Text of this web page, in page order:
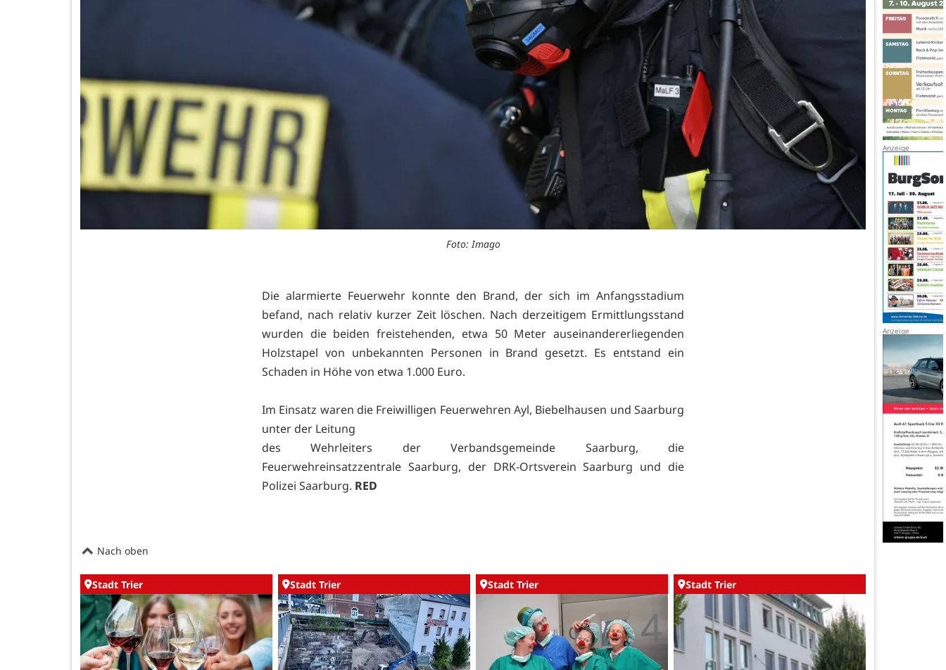
Foto: Imago
Die alarmierte Feuerwehr konnte den Brand, der sich im Anfangsstadium
befand, nach relativ kurzer Zeit löschen. Nach derzeitigem Ermittlungsstand
wurden die beiden freistehenden, etwa 50 Meter auseinandererliegenden
Holzstapel von unbekannten Personen in Brand gesetzt. Es entstand ein
Schaden in Höhe von etwa 1.000 Euro.
Im Einsatz waren die Freiwilligen Feuerwehren Ayl, Biebelhausen und Saarburg
unter der Leitung
des Wehrleiters der Verbandsgemeinde Saarburg, die
Feuerwehreinsatzzentrale Saarburg, der DRK-Ortsverein Saarburg und die
Polizei Saarburg. RED
Nach oben
Stadt Trier Stadt Trier Stadt Trier Stadt Trier